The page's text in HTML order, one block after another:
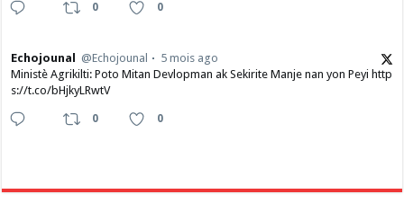
0 0
Echojounal @Echojounal
5 mois ago
Ministè Agrikilti: Poto Mitan Devlopman ak Sekirite Manje nan yon Peyi http
s://t.co/bHjkyLRwtV
0 0